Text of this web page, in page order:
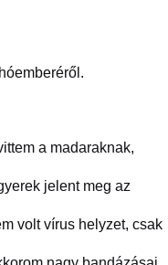
a madaraknak,
jelent meg az
volt vírus helyzet, csak